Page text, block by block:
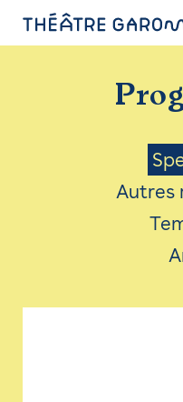
PROGRAMME
INFOS
AVEC LES
LES
Autres